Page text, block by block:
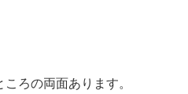
ろの両面あります。